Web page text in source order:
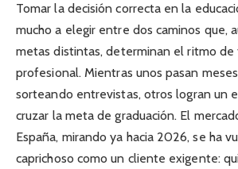
Tomar la decisión correcta en la
mucho a elegir entre dos caminos que,
metas distintas, determinan el ritmo de
profesional. Mientras unos pasan
sorteando entrevistas, otros logran un
cruzar la meta de graduación. El
España, mirando ya hacia 2026, se ha
caprichoso como un cliente exigente: